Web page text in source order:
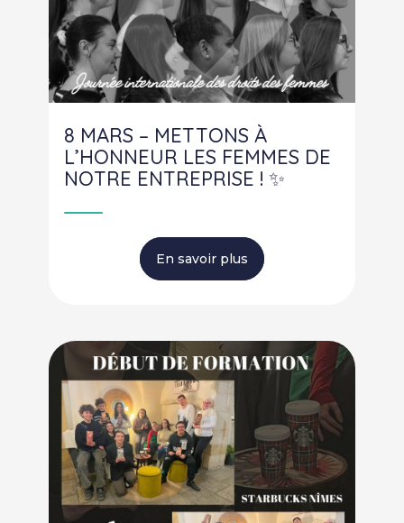
8 MARS – METTONS À
L’HONNEUR LES FEMMES DE
NOTRE ENTREPRISE ! ✨
En savoir plus